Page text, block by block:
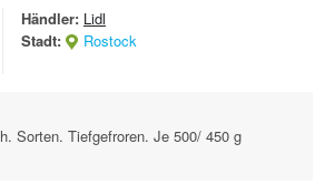
Händler: Lidl
Stadt:
Rostock
Sorten. Tiefgefroren. Je 500/ 450 g